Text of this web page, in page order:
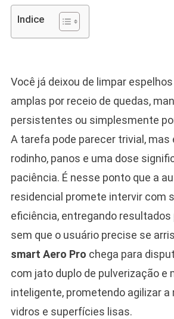
Indice
Você já deixou de limpar
amplas por receio de quedas,
persistentes ou simplesmente
A tarefa pode parecer trivial, mas
rodinho, panos e uma dose
paciência. É nesse ponto que a
residencial promete intervir com
eficiência, entregando
sem que o usuário precise se
smart Aero Pro chega para
com jato duplo de pulverização e
inteligente, prometendo agilizar a
vidros e superfícies lisas.